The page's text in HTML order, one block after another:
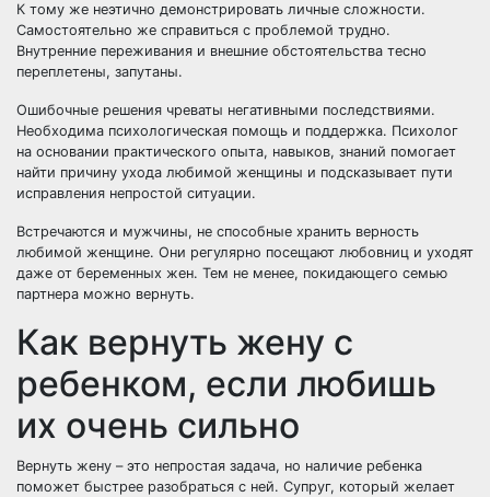
К тому же неэтично демонстрировать личные сложности.
Самостоятельно же справиться с проблемой трудно.
Внутренние переживания и внешние обстоятельства тесно
переплетены, запутаны.
Ошибочные решения чреваты негативными последствиями.
Необходима психологическая помощь и поддержка. Психолог
на основании практического опыта, навыков, знаний помогает
найти причину ухода любимой женщины и подсказывает пути
исправления непростой ситуации.
Встречаются и мужчины, не способные хранить верность
любимой женщине. Они регулярно посещают любовниц и уходят
даже от беременных жен. Тем не менее, покидающего семью
партнера можно вернуть.
Как вернуть жену с
ребенком, если любишь
их очень сильно
Вернуть жену – это непростая задача, но наличие ребенка
поможет быстрее разобраться с ней. Супруг, который желает